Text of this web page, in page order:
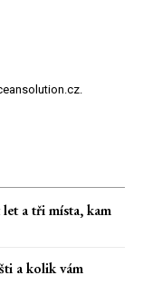
a tři místa, kam
a kolik vám